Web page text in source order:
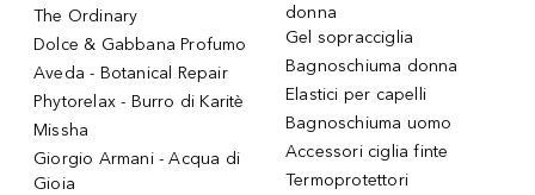
The Ordinary
Dolce & Gabbana Profumo
Aveda - Botanical Repair
Phytorelax - Burro di Karitè
Missha
Giorgio Armani - Acqua di
Gioia
donna
Gel sopracciglia
Bagnoschiuma donna
Elastici per capelli
Bagnoschiuma uomo
Accessori ciglia finte
Termoprotettori